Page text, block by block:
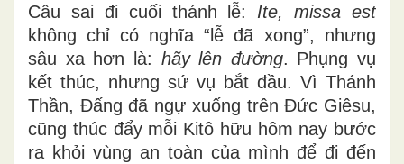
Câu sai đi cuối thánh lễ: Ite, missa est
không chỉ có nghĩa “lễ đã xong”, nhưng
sâu xa hơn là: hãy lên đường. Phụng vụ
kết thúc, nhưng sứ vụ bắt đầu. Vì Thánh
Thần, Đấng đã ngự xuống trên Đức Giêsu,
cũng thúc đẩy mỗi Kitô hữu hôm nay bước
ra khỏi vùng an toàn của mình để đi đến